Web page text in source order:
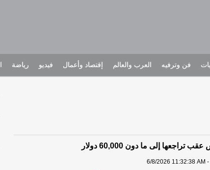
فن وترفيه العرب والعالم إقتصاد وأعمال فيديو رياضة
تراجعها إلى ما دون 60,000 دولار
6/8/2026 11:32:38 AM -